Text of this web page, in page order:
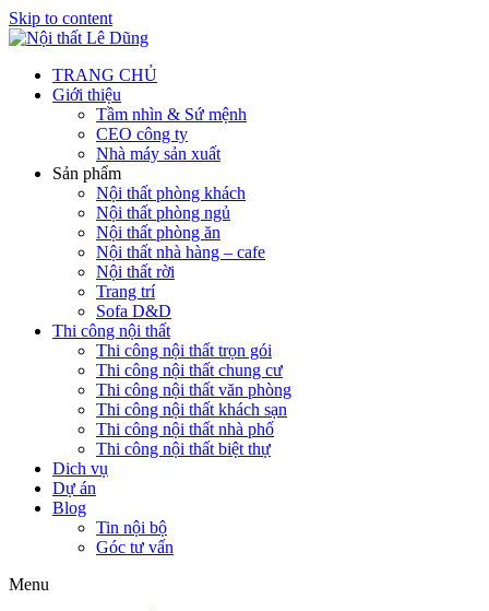
Skip to content
TRANG CHỦ
Giới thiệu
Tầm nhìn & Sứ mệnh
CEO công ty
Nhà máy sản xuất
Sản phẩm
Nội thất phòng khách
Nội thất phòng ngủ
Nội thất phòng ăn
Nội thất nhà hàng – cafe
Nội thất rời
Trang trí
Sofa D&D
Thi công nội thất
Thi công nội thất trọn gói
Thi công nội thất chung cư
Thi công nội thất văn phòng
Thi công nội thất khách sạn
Thi công nội thất nhà phố
Thi công nội thất biệt thự
Dich vụ
Dự án
Blog
Tin nội bộ
Góc tư vấn
Menu